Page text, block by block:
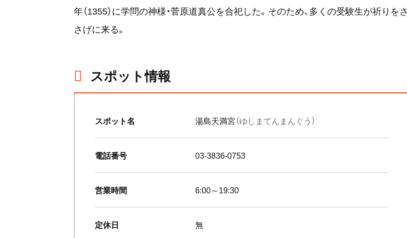
年（1355）に学問の神様・菅原道真公を合祀した。そのため、多くの受験生が祈りをさ
さげに来る。
スポット情報
スポット名 湯島天満宮（ゆしまてんまんぐう）
電話番号 03-3836-0753
営業時間 6:00～19:30
定休日 無